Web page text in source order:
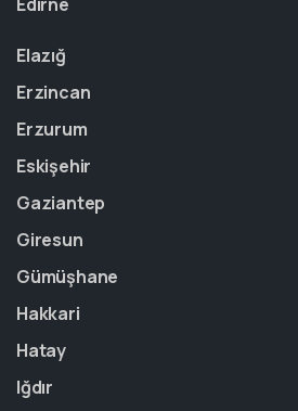
Elazığ
Erzincan
Erzurum
Eskişehir
Gaziantep
Giresun
Gümüşhane
Hakkari
Hatay
Iğdır